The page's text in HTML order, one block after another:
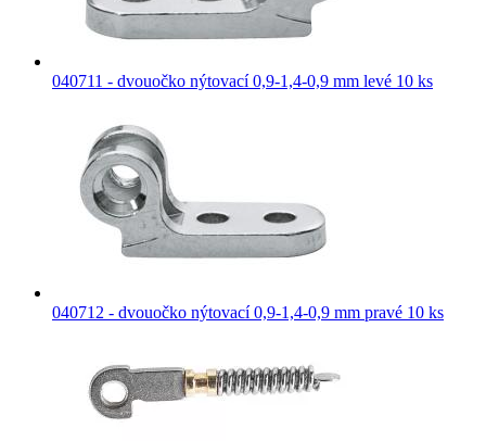
040711 - dvouočko nýtovací 0,9-1,4-0,9 mm levé 10 ks
040712 - dvouočko nýtovací 0,9-1,4-0,9 mm pravé 10 ks